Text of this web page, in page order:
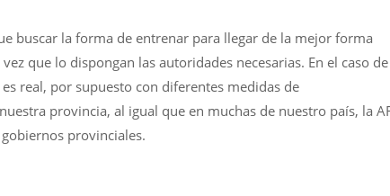
buscar la forma de entrenar para llegar de la mejor forma
que lo dispongan las autoridades necesarias. En el caso
real, por supuesto con diferentes medidas de
provincia, al igual que en muchas de nuestro país, la
provinciales.